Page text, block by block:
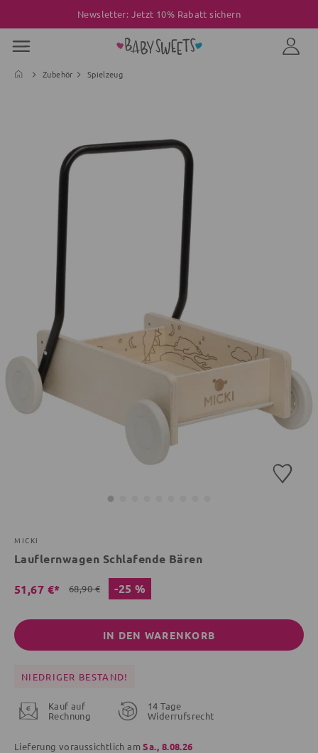
Newsletter: Jetzt 10% Rabatt sichern
Zubehör Spielzeug
MICKI
Lauflernwagen Schlafende Bären
51,67 €* 68,90 € -25 %
IN DEN WARENKORB
NIEDRIGER BESTAND!
Kauf auf
Rechnung
14 Tage
Widerrufsrecht
Lieferung voraussichtlich amSa., 8.08.26